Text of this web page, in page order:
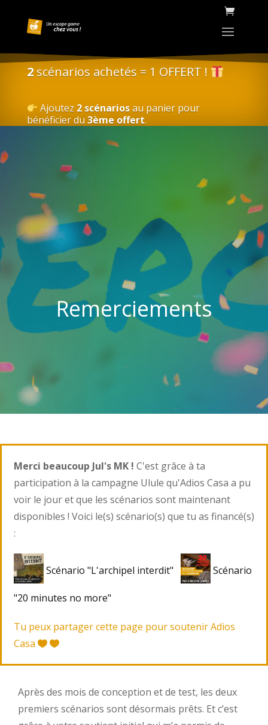
2scénarios achetés = 1 OFFERT !
Ajoutez 2 scénariosau panier pour
bénéficier du 3ème offert.
Remerciements
Merci beaucoup Jul's MK ! C'est grâce à ta
participation à la campagne Ulule qu'Adios Casa a pu
voir le jour et que les scénarios sont maintenant
disponibles ! Voici le(s) scénario(s) que tu as financé(s)
:
Scénario "L'archipel interdit" Scénario
"20 minutes no more"
Tu peux partager cette page pour soutenir Adios
Casa
Après des mois de conception et de test, les deux
premiers scénarios sont désormais prêts. Et c’est